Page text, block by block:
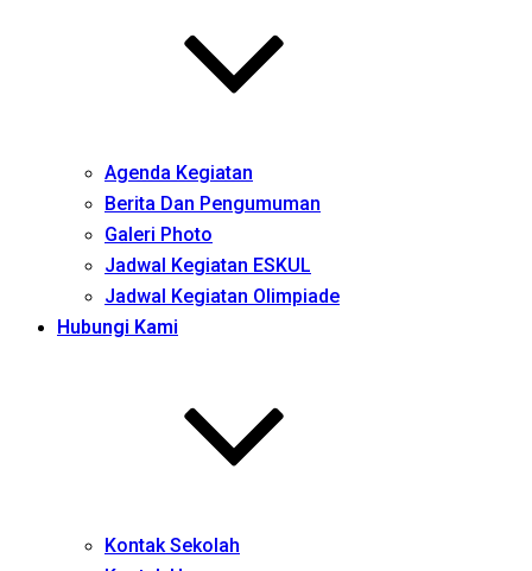
Agenda Kegiatan
Berita Dan Pengumuman
Galeri Photo
Jadwal Kegiatan ESKUL
Jadwal Kegiatan Olimpiade
Hubungi Kami
Kontak Sekolah